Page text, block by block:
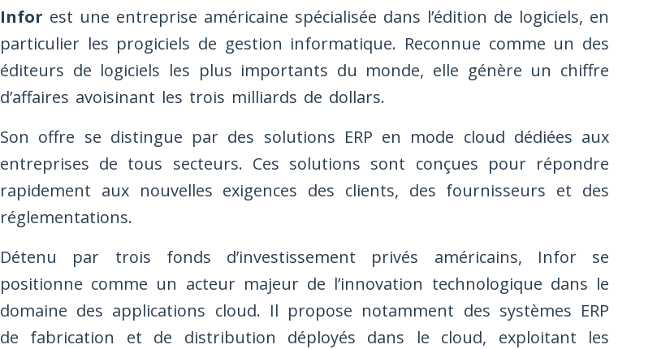
Infor est une entreprise américaine spécialisée dans l’édition de logiciels, en
particulier les progiciels de gestion informatique. Reconnue comme un des
éditeurs de logiciels les plus importants du monde, elle génère un chiffre
d’affaires avoisinant les trois milliards de dollars.
Son offre se distingue par des solutions ERP en mode cloud dédiées aux
entreprises de tous secteurs. Ces solutions sont conçues pour répondre
rapidement aux nouvelles exigences des clients, des fournisseurs et des
réglementations.
Détenu par trois fonds d’investissement privés américains, Infor se
positionne comme un acteur majeur de l’innovation technologique dans le
domaine des applications cloud. Il propose notamment des systèmes ERP
de fabrication et de distribution déployés dans le cloud, exploitant les